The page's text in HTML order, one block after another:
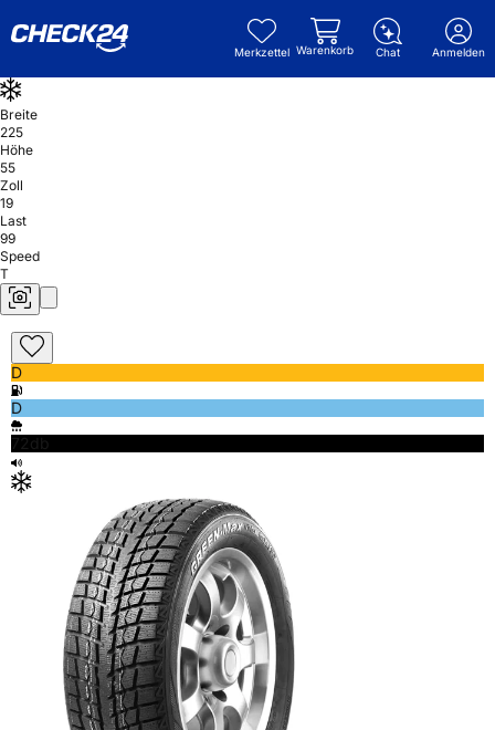
Merkzettel Warenkorb Chat Anmelden
Breite
225
Höhe
55
Zoll
19
Last
99
Speed
T
D
D
72db